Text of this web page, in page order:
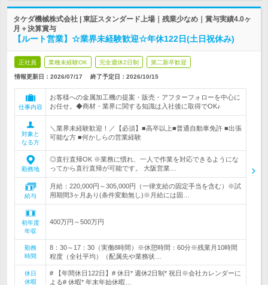
タケダ機械株式会社 | 東証スタンダード上場｜残業少なめ｜賞与実績4.0ヶ
月＋決算賞与
【ルート営業】☆業界未経験歓迎☆年休122日(土日祝休み)
正社員 業種未経験OK 完全週休2日制 第二新卒歓迎
情報更新日：2026/07/17 終了予定日： 2026/10/15
仕事内容
お客様への金属加工機の提案・販売・アフターフォローを中心に
お任せ。◆商材・業界に関する知識は入社後に取得でOK♪
対象と
なる方
＼業界未経験歓迎！／【必須】■高卒以上■普通自動車免許 ■出張
可能な方 ■何かしらの営業経験
勤務地
◎直行直帰OK ※業務に慣れ、一人で作業を対応できるようにな
ってから直行直帰が可能です。 大阪営業…
給与
月給：220,000円～305,000円（一律支給の固定手当を含む）※試
用期間3ヶ月あり(条件変動無し)※月給には固…
初年度
年収
400万円～500万円
勤務
時間
8：30～17：30（実働8時間）※休憩時間：60分※残業月10時間
程度（全社平均）（配属先や業務状…
休日
休暇
# 【年間休日122日】# 休日* 週休2日制* 祝日※会社カレンダーに
よる# 休暇* 年末年始休暇…